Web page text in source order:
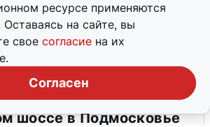
ресурсе применяются
на сайте, вы
свое согласие на их
Согласен
на
шоссе в Подмосковье